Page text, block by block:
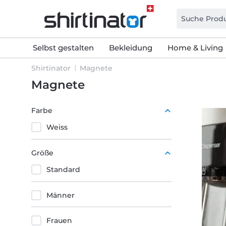
Selbst gestalten Bekleidung Home & Living
Shirtinator Magnete
Magnete
Farbe
Weiss
Größe
Standard
Männer
Frauen